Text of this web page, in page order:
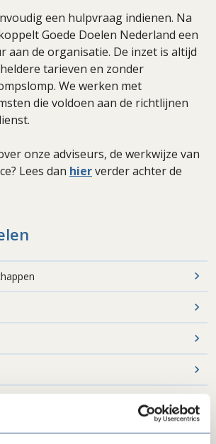
een hulpvraag indienen. Na
Goede Doelen Nederland een
aan de organisatie. De inzet is altijd
tarieven en zonder
We werken met
die voldoen aan de richtlijnen
onze adviseurs, de werkwijze van
Lees dan hierverder achter de